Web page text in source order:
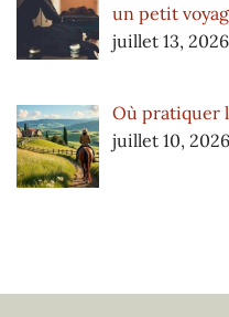
un petit
juillet 13, 2026
Où pratiquer
juillet 10, 2026